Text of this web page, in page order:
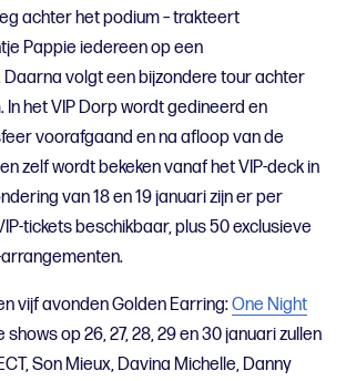
achter het podium – trakteert
Pappie iedereen op een
Daarna volgt een bijzondere tour achter
In het VIP Dorp wordt gedineerd en
voorafgaand en na afloop van de
zelf wordt bekeken vanaf het VIP-deck in
van 18 en 19 januari zijn er per
tickets beschikbaar, plus 50 exclusieve
vijf avonden Golden Earring:One Night
shows op 26, 27, 28, 29 en 30 januari zullen
Son Mieux, Davina Michelle, Danny